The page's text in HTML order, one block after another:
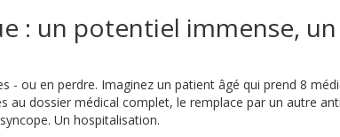
: un potentiel immense,
- ou en perdre. Imaginez un patient âgé qui prend 8
au dossier médical complet, le remplace par un autre
Un hospitalisation.